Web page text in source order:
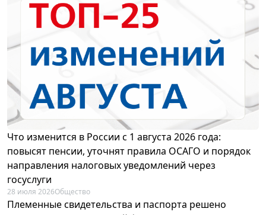
Что изменится в России с 1 августа 2026 года:
повысят пенсии, уточнят правила ОСАГО и порядок
направления налоговых уведомлений через
госуслуги
28 июля 2026Общество
Племенные свидетельства и паспорта решено